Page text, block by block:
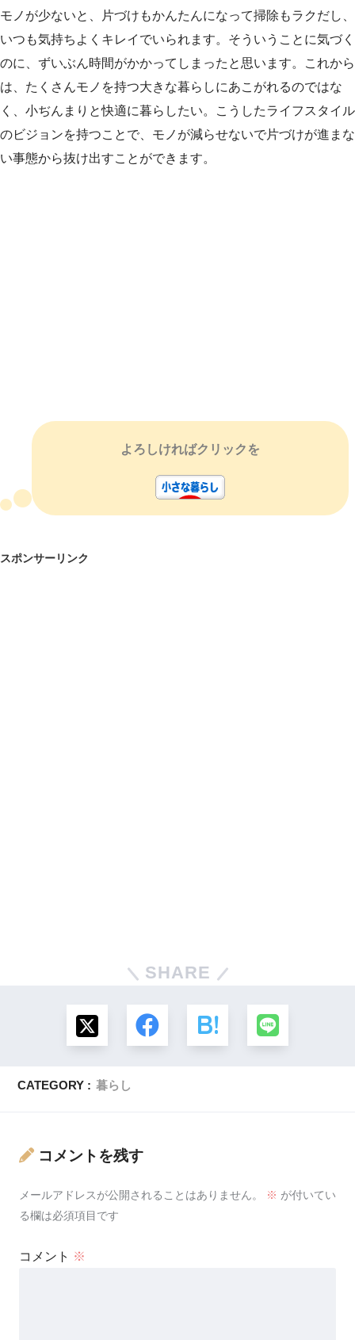
モノが少ないと、片づけもかんたんになって掃除もラクだし、
いつも気持ちよくキレイでいられます。そういうことに気づく
のに、ずいぶん時間がかかってしまったと思います。これから
は、たくさんモノを持つ大きな暮らしにあこがれるのではな
く、小ぢんまりと快適に暮らしたい。こうしたライフスタイル
のビジョンを持つことで、モノが減らせないで片づけが進まな
い事態から抜け出すことができます。
よろしければクリックを
スポンサーリンク
SHARE
CATEGORY : 暮らし
コメントを残す
メールアドレスが公開されることはありません。 ※ が付いてい
る欄は必須項目です
コメント ※